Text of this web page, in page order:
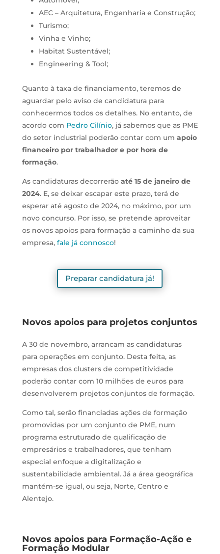
AEC – Arquitetura, Engenharia e Construção;
Turismo;
Vinha e Vinho;
Habitat Sustentável;
Engineering & Tool;
Quanto à taxa de financiamento, teremos de
aguardar pelo aviso de candidatura para
conhecermos todos os detalhes. No entanto, de
acordo com Pedro Cilínio, já sabemos que as PME
do setor industrial poderão contar com um apoio
financeiro por trabalhador e por hora de
formação.
As candidaturas decorrerão até 15 de janeiro de
2024. E, se deixar escapar este prazo, terá de
esperar até agosto de 2024, no máximo, por um
novo concurso. Por isso, se pretende aproveitar
os novos apoios para formação a caminho da sua
empresa, fale já connosco!
Preparar candidatura já!
Novos apoios para projetos conjuntos
A 30 de novembro, arrancam as candidaturas
para operações em conjunto. Desta feita, as
empresas dos clusters de competitividade
poderão contar com 10 milhões de euros para
desenvolverem projetos conjuntos de formação.
Como tal, serão financiadas ações de formação
promovidas por um conjunto de PME, num
programa estruturado de qualificação de
empresários e trabalhadores, que tenham
especial enfoque a digitalização e
sustentabilidade ambiental. Já a área geográfica
mantém-se igual, ou seja, Norte, Centro e
Alentejo.
Novos apoios para Formação-Ação e
Formação Modular